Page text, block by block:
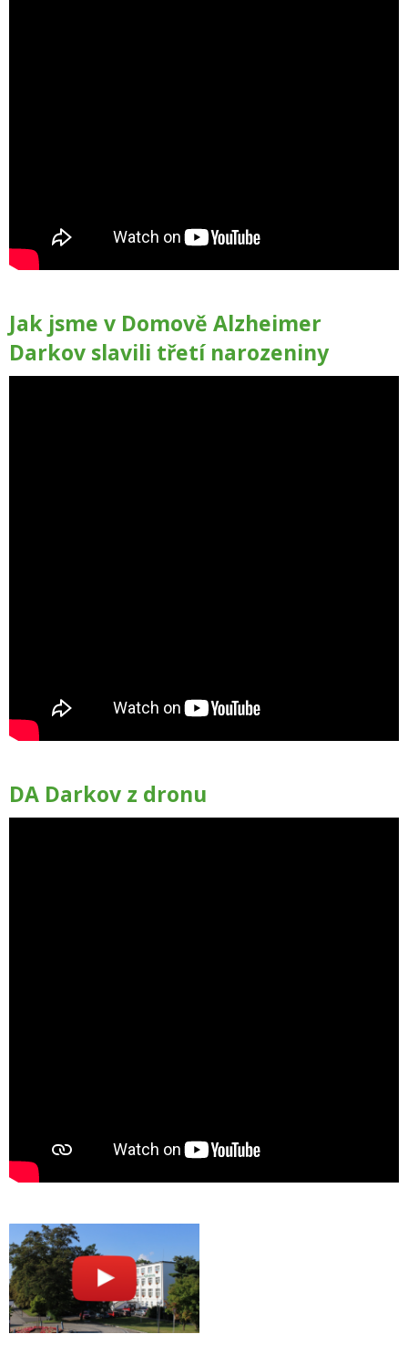
Jak jsme v Domově Alzheimer
Darkov slavili třetí narozeniny
DA Darkov z dronu